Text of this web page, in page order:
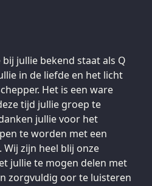
jullie bekend staat als Q
in de liefde en het licht
Het is een ware
tijd jullie groep te
jullie voor het
te worden met een
zijn heel blij onze
jullie te mogen delen met
zorgvuldig oor te luisteren